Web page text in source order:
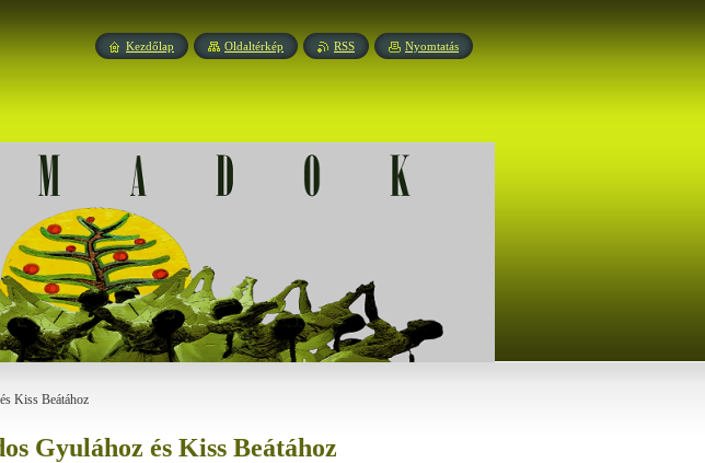
Kiss Beátához
Gyulához és Kiss Beátához
Kezdőlap Oldaltérkép RSS Nyomtatás